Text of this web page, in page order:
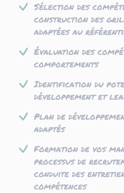
Sélection des
construction des
adaptées au
Évaluation des
comportements​​
Identification du
développement et
Plan de
adaptés​
Formation de vos
processus de
conduite des
compétences​